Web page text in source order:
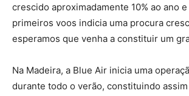
crescido aproximadamente 10% ao ano
primeiros voos indicia uma procura
esperamos que venha a constituir um
Na Madeira, a Blue Air inicia uma
durante todo o verão, constituindo